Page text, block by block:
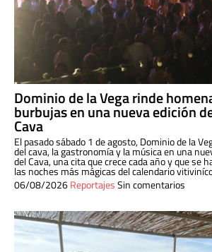
Dominio de la Vega rinde
burbujas en una nueva edición
Cava
El pasado sábado 1 de agosto, Dominio de la
del cava, la gastronomía y la música en una
del Cava, una cita que crece cada año y que se
las noches más mágicas del calendario
06/08/2026ReportajesSin comentarios